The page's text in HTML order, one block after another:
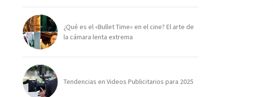
¿Qué es el «Bullet Time» en el cine? El arte de
la cámara lenta extrema
Tendencias en Videos Publicitarios para 2025